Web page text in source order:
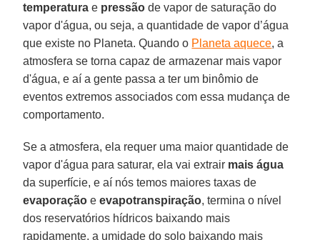
temperatura e pressão de vapor de saturação do
vapor d'água, ou seja, a quantidade de vapor d’água
que existe no Planeta. Quando o Planeta aquece, a
atmosfera se torna capaz de armazenar mais vapor
d'água, e aí a gente passa a ter um binômio de
eventos extremos associados com essa mudança de
comportamento.
Se a atmosfera, ela requer uma maior quantidade de
vapor d'água para saturar, ela vai extrair mais água
da superfície, e aí nós temos maiores taxas de
evaporação eevapotranspiração, termina o nível
dos reservatórios hídricos baixando mais
rapidamente, a umidade do solo baixando mais